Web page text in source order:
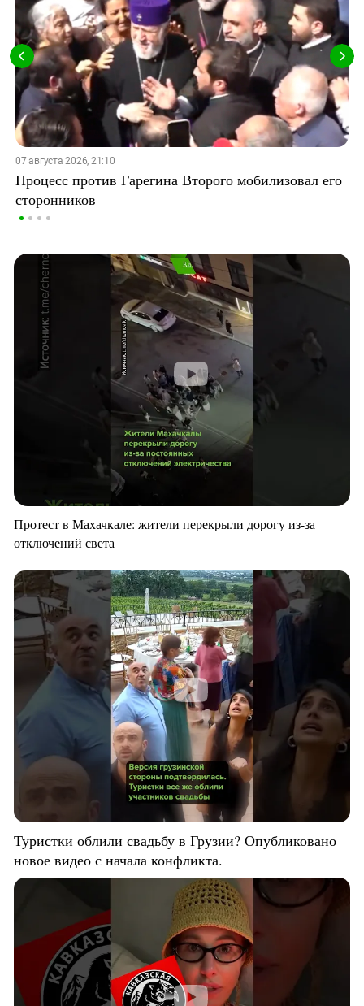
07 августа 2026, 21:10
Процесс против Гарегина Второго мобилизовал его
сторонников
Протест в Махачкале: жители перекрыли дорогу из-за
отключений света
Туристки облили свадьбу в Грузии? Опубликовано
новое видео с начала конфликта.